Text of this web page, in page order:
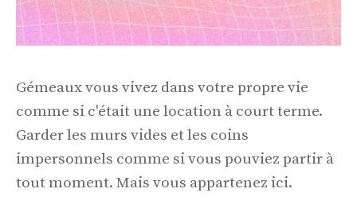
Gémeaux vous vivez dans votre propre vie
comme si c'était une location à court terme.
Garder les murs vides et les coins
impersonnels comme si vous pouviez partir à
tout moment. Mais vous appartenez ici.